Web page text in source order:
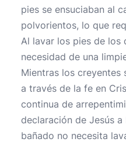
pies se ensuciaban al
polvorientos, lo que
Al lavar los pies de los
necesidad de una
Mientras los creyentes
a través de la fe en
continua de
declaración de Jesús a
bañado no necesita